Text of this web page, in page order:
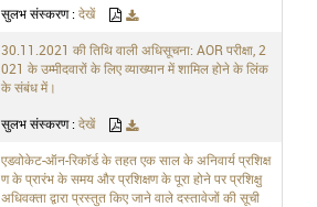
सुलभ संस्करण :देखें
30.11.2021 की तिथि वाली अधिसूचना: AOR परीक्षा, 2
021 के उम्मीदवारों के लिए व्याख्यान में शामिल होने के लिंक
के संबंध में।
सुलभ संस्करण : देखें
एडवोकेट-ऑन-रिकॉर्ड के तहत एक साल के अनिवार्य प्रशिक्ष
ण के प्रारंभ के समय और प्रशिक्षण के पूरा होने पर प्रशिक्षु
अधिवक्ता द्वारा प्रस्तुत किए जाने वाले दस्तावेजों की सूची